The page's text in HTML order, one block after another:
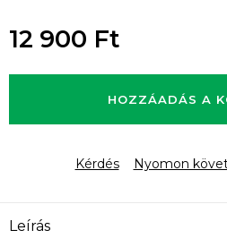
12 900 Ft
HOZZÁADÁS A
Kérdés Nyomon
Leírás